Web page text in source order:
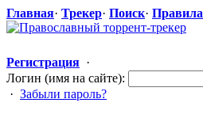
Главная· Трекер· Поиск· Правила
Регистрация ·
Логин (имя на сайте):
· Забыли пароль?